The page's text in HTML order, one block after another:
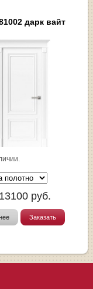
дарк вайт
13100 руб.
Заказать